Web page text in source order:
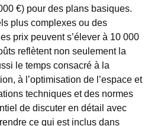
€) pour des plans basiques.
plus complexes ou des
prix peuvent s’élever à 10 000
reflètent non seulement la
le temps consacré à la
à l’optimisation de l’espace et
techniques et des normes
de discuter en détail avec
ce qui est inclus dans